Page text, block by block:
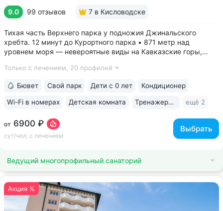
9.0 99 отзывов 7 в Кисловодске
Тихая часть Верхнего парка у подножия Джинальского
хребта. 12 минут до Курортного парка • 871 метр над
уровнем моря ­— невероятные виды на Кавказские горы,
расположены лучшие смотровые площадки Кисловодска •
Только с лечением, 20 профилей
от 6900 ₽
сут/чел, с лечением
Выбрать
Бювет Свой парк Дети с 0 лет Кондиционер
Wi-Fi в номерах Детская комната Тренажерный зал ещё 2
Ведущий многопрофильный санаторий
Акция %